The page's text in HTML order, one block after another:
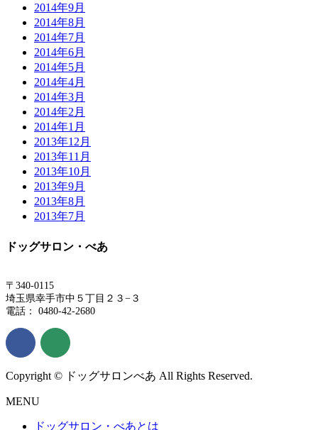
2014年9月
2014年8月
2014年7月
2014年6月
2014年5月
2014年4月
2014年3月
2014年2月
2014年1月
2013年12月
2013年11月
2013年10月
2013年9月
2013年8月
2013年7月
ドッグサロン・べあ
〒340-0115
埼玉県幸手市中５丁目２３−３
電話： 0480-42-2680
Copyright © ドッグサロンべあ All Rights Reserved.
MENU
ドッグサロン・べあとは